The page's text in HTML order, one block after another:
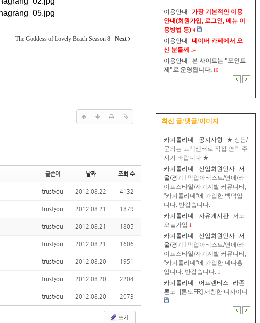
이용안내
가장 기본적인 이용
안내(회원가입, 로그인, 메뉴 이
용방법 등) 4
이용안내
네이버 카페에서 오
신 분들께
14
이용안내
본 사이트는 "포인트
제"로 운영됩니다. 16
최신 글/댓글/이미지
카피톨리네 - 공지사항
★ 상담/
문의는 고객센터로 직접 연락 주
시기 바랍니다 ★
카피톨리네 - 신입회원인사 서
울/경기
픽업아티스트/연애/라
이프스타일/자기계발 커뮤니티,
"카피톨리네"에 가입한 백덕입
니다. 반갑습니다.
카피톨리네 - 자유게시판
저도
오늘가입 1
카피톨리네 - 신입회원인사 서
울/경기
픽업아티스트/연애/라
이프스타일/자기계발 커뮤니티,
"카피톨리네"에 가입한 네다홍
입니다. 반갑습니다. 1
카피톨리네 - 어프렌티스
라존
론도
[론도FR] 새침한 디자이너
The Goddess of Lovely Beach Season 8 Next
글쓴이 날짜 조회 수
trustyou 2012.08.22 4132
trustyou 2012.08.21 1879
trustyou 2012.08.21 1805
trustyou 2012.08.21 1606
trustyou 2012.08.20 1951
trustyou 2012.08.20 2204
trustyou 2012.08.20 2073
쓰기